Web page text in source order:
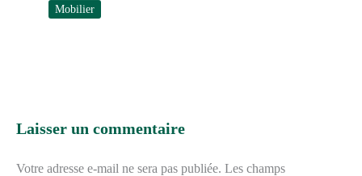
Mobilier
Laisser un commentaire
Votre adresse e-mail ne sera pas publiée. Les champs